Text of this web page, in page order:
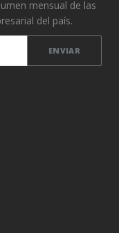
mensual de las
del país.